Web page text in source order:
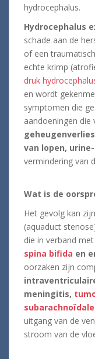
hydrocephalus.
Hydrocephalus
schade aan de
of een
echte krimp
druk
en wordt
symptomen die
aandoeningen
van lopen,
vermindering van
Wat is de
Het gevolg kan
(aquaduct
die in verband met
spina bifida en
oorzaken zijn
meningitis,
uitgang van de
stroom van de